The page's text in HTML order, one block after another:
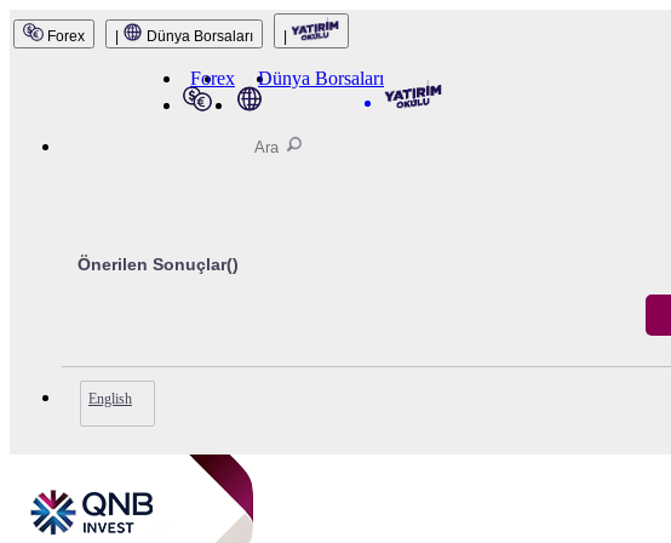
QNB Invest
Forex Dünya Borsaları
Forex Dünya Borsaları
Önerilen Sonuçlar()
English